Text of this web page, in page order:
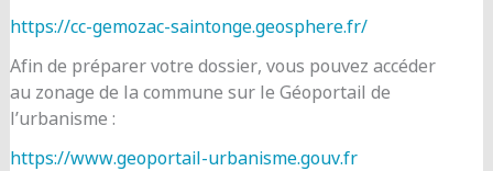
https://cc-gemozac-saintonge.geosphere.fr/
Afin de préparer votre dossier, vous pouvez accéder
au zonage de la commune sur le Géoportail de
l’urbanisme :
https://www.geoportail-urbanisme.gouv.fr